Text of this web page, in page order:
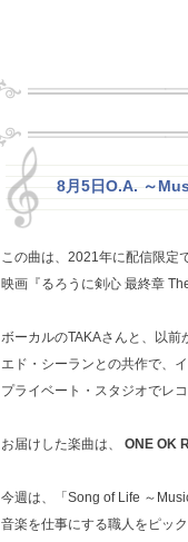
8月5日O.A. ～
この曲は、2021年に配信限定
映画『るろうに剣心 最終章
ボーカルのTAKAさんと、以前
エド・シーランとの共作で、
プライベート・スタジオでレ
お届けした楽曲は、 ONE OK
今週は、「Song of Life ～
音楽を仕事にする職人をピッ